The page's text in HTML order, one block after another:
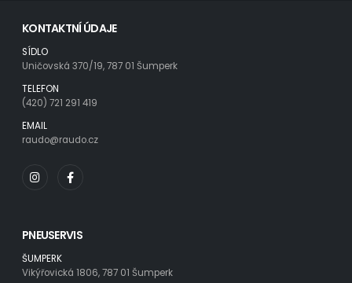
KONTAKTNÍ ÚDAJE
SÍDLO
Uničovská 370/19, 787 01 Šumperk
TELEFON
(420) 721 291 419
EMAIL
raudo@raudo.cz
PNEUSERVIS
ŠUMPERK
Vikýřovická 1806, 787 01 Šumperk